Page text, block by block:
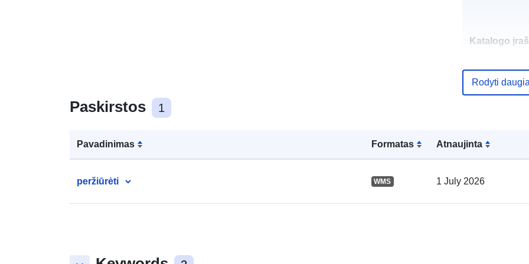
Paskirstos 1
Pavadinimas Formatas Atnaujinta
peržiūrėti WMS 1 July 2026
Katalogo
Rodyti